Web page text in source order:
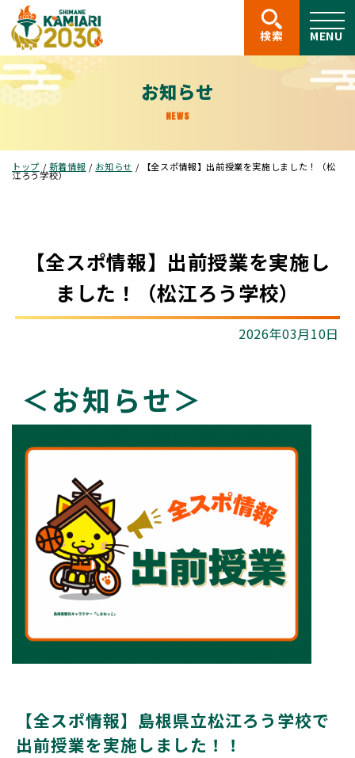
このページの本文へ
検索 MENU
お知らせ
NEWS
現
在
の
トップ / 新着情報 / お知らせ / 【全スポ情報】出前授業を実施しました！（松
江ろう学校）
【全スポ情報】出前授業を実施し
ました！（松江ろう学校）
2026年03月10日
＜お知らせ＞
【全スポ情報】島根県立松江ろう学校で
出前授業を実施しました！！